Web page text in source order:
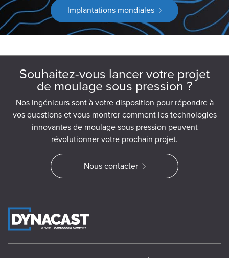
Implantations mondiales
Souhaitez-vous lancer votre projet
de moulage sous pression ?
Nos ingénieurs sont à votre disposition pour répondre à
vos questions et vous montrer comment les technologies
innovantes de moulage sous pression peuvent
révolutionner votre prochain projet.
Nous contacter